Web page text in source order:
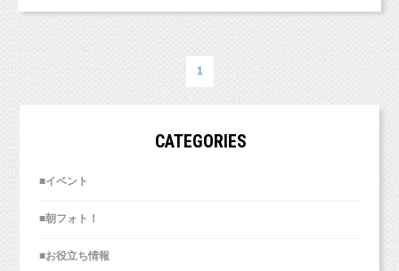
☆LINE登録特典「えほんぶっく」付き
ベビーフォトからの変更点
・データCDのお渡しはありません。別途1,100
・お一人撮影はメインのお子様お一人のみとな
データCDについては、
同じくプチプランの「金スマフォト」や「プ
中のデザインはこんな感じで
新プラン「マタニティママ応援プラン」のご案
1
CATEGORIES
■イベント
■朝フォト！
■お役立ち情報